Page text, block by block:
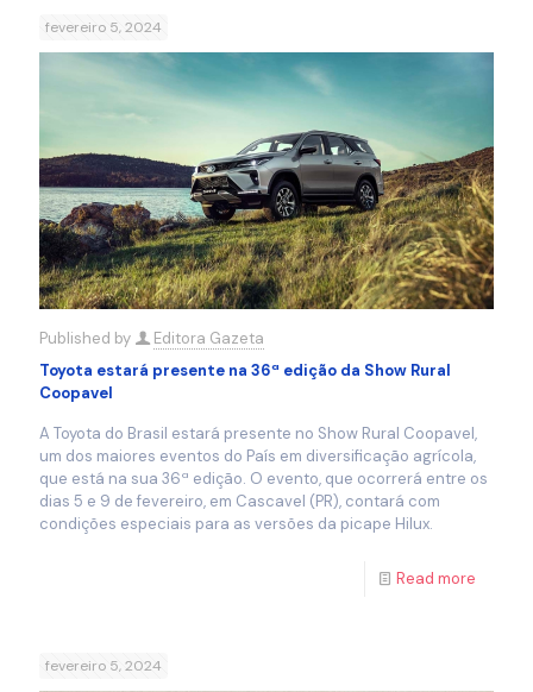
fevereiro 5, 2024
Published by
Editora Gazeta
Toyota estará presente na 36ª edição da Show Rural
Coopavel
A Toyota do Brasil estará presente no Show Rural Coopavel,
um dos maiores eventos do País em diversificação agrícola,
que está na sua 36ª edição. O evento, que ocorrerá entre os
dias 5 e 9 de fevereiro, em Cascavel (PR), contará com
condições especiais para as versões da picape Hilux.
Read more
fevereiro 5, 2024